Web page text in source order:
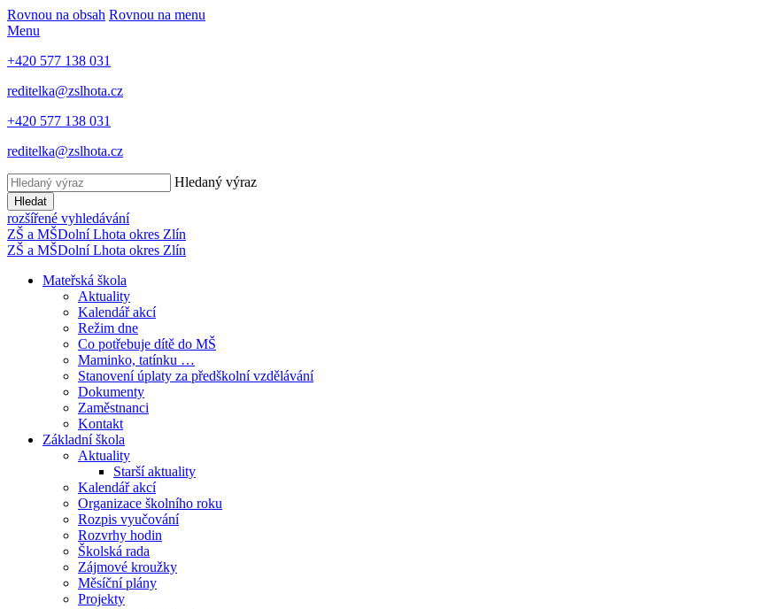
Rovnou na obsah Rovnou na menu
Menu
+420 577 138 031
reditelka@zslhota.cz
+420 577 138 031
reditelka@zslhota.cz
Hledaný výraz
Hledat
rozšířené vyhledávání
ZŠ a MŠDolní Lhota okres Zlín
ZŠ a MŠDolní Lhota okres Zlín
Mateřská škola
Aktuality
Kalendář akcí
Režim dne
Co potřebuje dítě do MŠ
Maminko, tatínku …
Stanovení úplaty za předškolní vzdělávání
Dokumenty
Zaměstnanci
Kontakt
Základní škola
Aktuality
Starší aktuality
Kalendář akcí
Organizace školního roku
Rozpis vyučování
Rozvrhy hodin
Školská rada
Zájmové kroužky
Měsíční plány
Projekty